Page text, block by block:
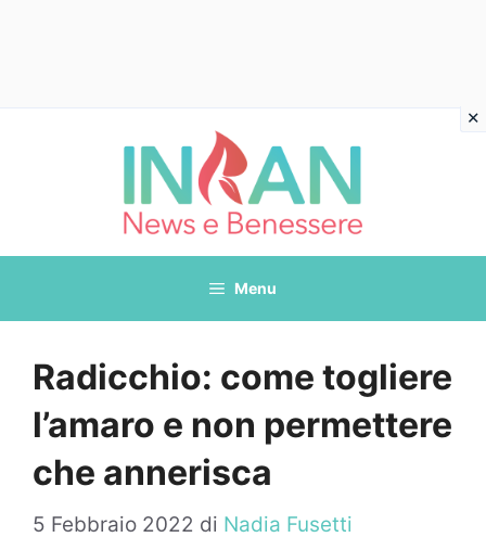
Menu
Radicchio: come togliere
l’amaro e non permettere
che annerisca
5 Febbraio 2022 di Nadia Fusetti